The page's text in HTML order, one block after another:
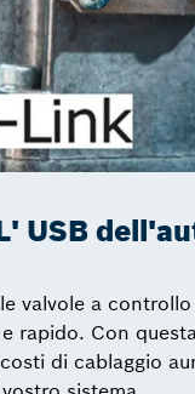
USB
valvole a
rapido. Con
di cablaggio